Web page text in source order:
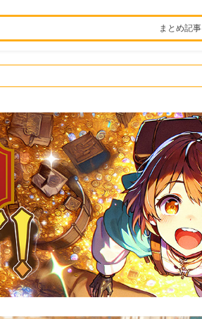
まとめ記事